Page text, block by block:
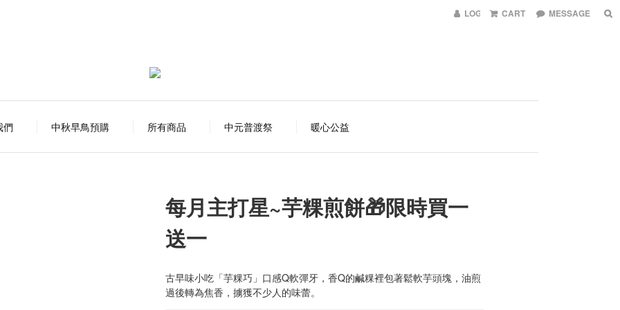
LOG IN CART MESSAGE
們 中秋早鳥預購 所有商品 中元普渡祭 暖心公益
每月主打星~芋粿煎餅🎁限時買一
送一
古早味小吃「芋粿巧」口感Q軟彈牙，香Q的鹹粿裡包著鬆軟芋頭塊，油煎
過後轉為焦香，擄獲不少人的味蕾。